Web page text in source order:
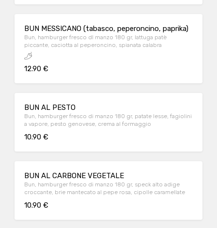
BUN MESSICANO (tabasco, peperoncino, paprika)
Bun, hamburger fresco dl manzo 180 gr, lattuga patè
piccante, caciotta al peperoncino, spianata calabra
12.90 €
BUN AL PESTO
Bun, hamburger fresco di manzo 180 gr, patate lesse, fagiolini
a vapore, pesto genovese, crema al formaggio
10.90 €
BUN AL CARBONE VEGETALE
Bun, hamburger fresco di manzo 180 gr, speck alto adige
croccante, brie mantecato al pepe rosa, cipolle caramellate
10.90 €